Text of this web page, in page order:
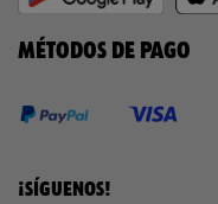
MÉTODOS DE PAGO
¡SÍGUENOS!